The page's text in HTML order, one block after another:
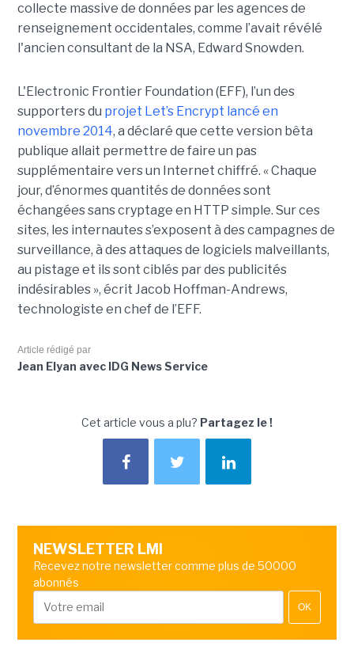
collecte massive de données par les agences de
renseignement occidentales, comme l’avait révélé
l'ancien consultant de la NSA, Edward Snowden.
L'Electronic Frontier Foundation (EFF), l’un des
supporters du projet Let’s Encrypt lancé en
novembre 2014, a déclaré que cette version bêta
publique allait permettre de faire un pas
supplémentaire vers un Internet chiffré. « Chaque
jour, d’énormes quantités de données sont
échangées sans cryptage en HTTP simple. Sur ces
sites, les internautes s’exposent à des campagnes de
surveillance, à des attaques de logiciels malveillants,
au pistage et ils sont ciblés par des publicités
indésirables », écrit Jacob Hoffman-Andrews,
technologiste en chef de l’EFF.
Article rédigé par
Jean Elyan avec IDG News Service
Cet article vous a plu? Partagez le !
NEWSLETTER LMI
Recevez notre newsletter comme plus de 50000
abonnés
OK